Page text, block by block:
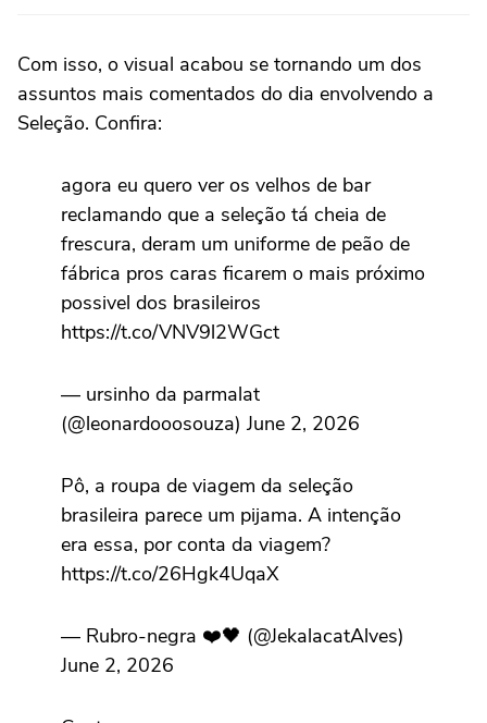
Com isso, o visual acabou se tornando um dos
assuntos mais comentados do dia envolvendo a
Seleção. Confira:
agora eu quero ver os velhos de bar
reclamando que a seleção tá cheia de
frescura, deram um uniforme de peão de
fábrica pros caras ficarem o mais próximo
possivel dos brasileiros
https://t.co/VNV9l2WGct
— ursinho da parmalat
(@leonardooosouza) June 2, 2026
Pô, a roupa de viagem da seleção
brasileira parece um pijama. A intenção
era essa, por conta da viagem?
https://t.co/26Hgk4UqaX
— Rubro-negra ❤️🖤 (@JekalacatAlves)
June 2, 2026